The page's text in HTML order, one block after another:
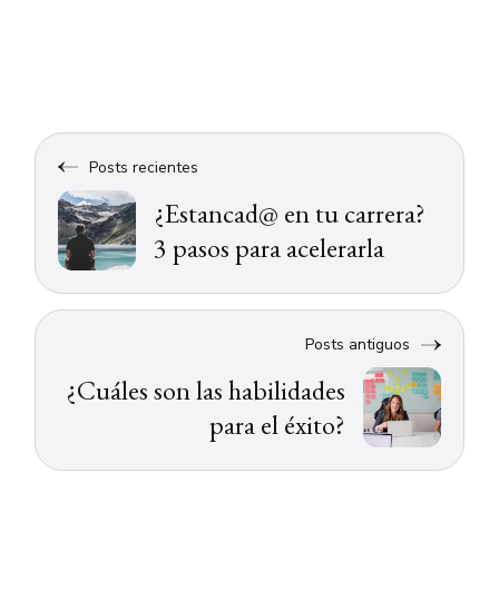
Posts recientes
¿Estancad@ en tu carrera?
3 pasos para acelerarla
Posts antiguos
¿Cuáles son las habilidades
para el éxito?